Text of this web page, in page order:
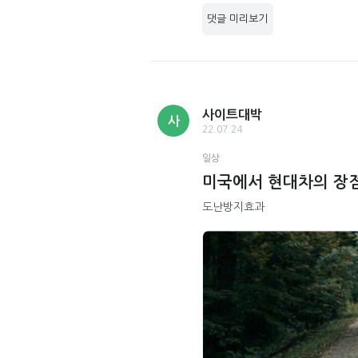
댓글 미리보기
사
사이트대박
22.07.24
일상
미국에서 현대차의 장
도난방지효과